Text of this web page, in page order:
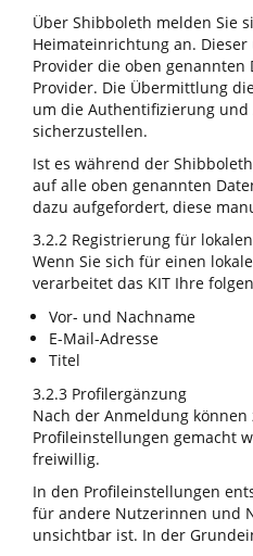
Über Shibboleth melden Sie
Heimateinrichtung an.
Provider die oben genannten
Provider. Die Übermittlung
um die Authentifizierung
sicherzustellen.
Ist es während der
auf alle oben genannten
dazu aufgefordert, diese
3.2.2 Registrierung für
Wenn Sie sich für einen
verarbeitet das KIT Ihre
Vor- und Nachname
E-Mail-Adresse
Titel
3.2.3 Profilergänzung
Nach der Anmeldung
Profileinstellungen gemacht
freiwillig.
In den Profileinstellungen
für andere Nutzerinnen und
unsichtbar ist. In der